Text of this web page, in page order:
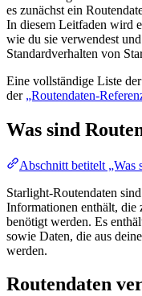
es zunächst ein
In diesem Leitfaden wird
wie du sie verwendest
Standardverhalten von
Eine vollständige Liste
der „Routendaten-
Was sind
Abschnitt betitelt „Was
Starlight-Routendaten
Informationen enthält, die
benötigt werden. Es
sowie Daten, die aus
werden.
Routendaten